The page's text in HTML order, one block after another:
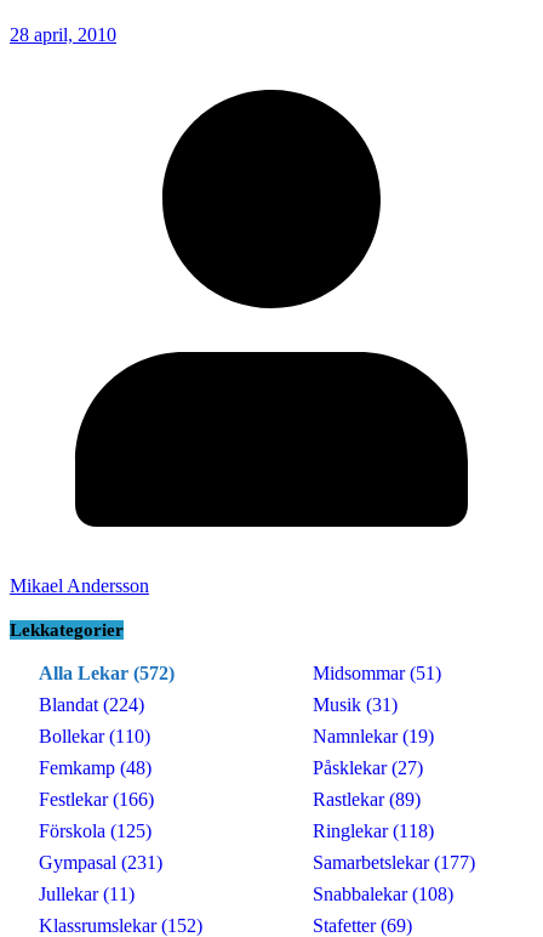
28 april, 2010
Mikael Andersson
Lekkategorier
Alla Lekar (572)
Blandat (224)
Bollekar (110)
Femkamp (48)
Festlekar (166)
Förskola (125)
Gympasal (231)
Jullekar (11)
Klassrumslekar (152)
Midsommar (51)
Musik (31)
Namnlekar (19)
Påsklekar (27)
Rastlekar (89)
Ringlekar (118)
Samarbetslekar (177)
Snabbalekar (108)
Stafetter (69)